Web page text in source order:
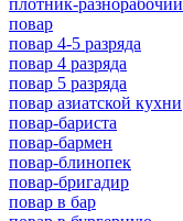
повар
повар 4-5 разряда
повар 4 разряда
повар 5 разряда
повар азиатской кухни
повар-бариста
повар-бармен
повар-блинопек
повар-бригадир
повар в бар